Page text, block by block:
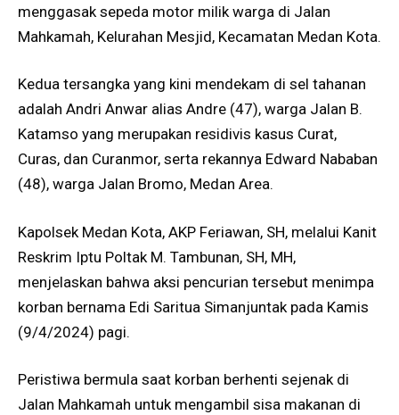
menggasak sepeda motor milik warga di Jalan
Mahkamah, Kelurahan Mesjid, Kecamatan Medan Kota.
Kedua tersangka yang kini mendekam di sel tahanan
adalah Andri Anwar alias Andre (47), warga Jalan B.
Katamso yang merupakan residivis kasus Curat,
Curas, dan Curanmor, serta rekannya Edward Nababan
(48), warga Jalan Bromo, Medan Area.
Kapolsek Medan Kota, AKP Feriawan, SH, melalui Kanit
Reskrim Iptu Poltak M. Tambunan, SH, MH,
menjelaskan bahwa aksi pencurian tersebut menimpa
korban bernama Edi Saritua Simanjuntak pada Kamis
(9/4/2024) pagi.
Peristiwa bermula saat korban berhenti sejenak di
Jalan Mahkamah untuk mengambil sisa makanan di